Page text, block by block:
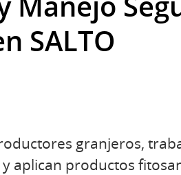
SALTO
granjeros,
aplican productos